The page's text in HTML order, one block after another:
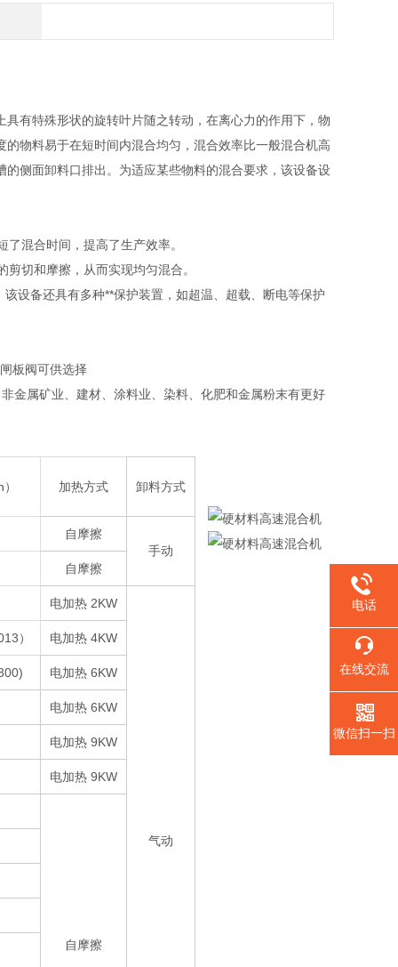
有特殊形状的旋转叶片随之转动，在离心力的作用下，物
物料易于在短时间内混合均匀，混合效率比一般混合机高
侧面卸料口排出。为适应某些物料的混合要求，该设备设
混合时间，提高了生产效率。
切和摩擦，从而实现均匀混合。
设备还具有多种**保护装置，如超温、超载、断电等保护
板阀可供选择
金属矿业、建材、涂料业、染料、化肥和金属粉末有更好
加热方式 卸料方式
自摩擦
手动
自摩擦
电加热 2KW
气动
） 电加热 4KW
电加热 6KW
电加热 6KW
电加热 9KW
电加热 9KW
自摩擦
电话
在线交流
微信扫一扫